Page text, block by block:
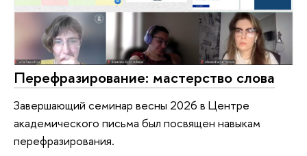
Перефразирование: мастерство слова
Завершающий семинар весны 2026 в Центре
академического письма был посвящен навыкам
перефразирования.